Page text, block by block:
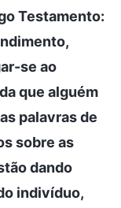
Testamento:
se ao
que alguém
palavras de
sobre as
dando
indivíduo,